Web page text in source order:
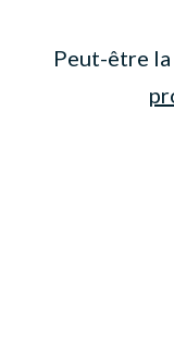
Peut-être